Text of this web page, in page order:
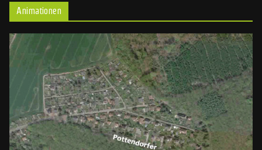
Animationen